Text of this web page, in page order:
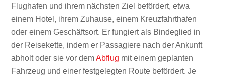
Flughafen und ihrem nächsten Ziel befördert, etwa
einem Hotel, ihrem Zuhause, einem Kreuzfahrthafen
oder einem Geschäftsort. Er fungiert als Bindeglied in
der Reisekette, indem er Passagiere nach der Ankunft
abholt oder sie vor demAbflug mit einem geplanten
Fahrzeug und einer festgelegten Route befördert. Je